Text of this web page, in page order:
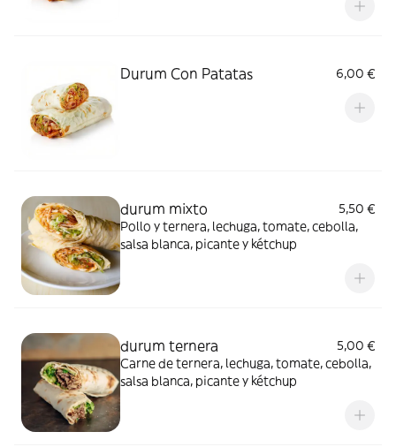
Durum Con Patatas 6,00 €
durum mixto
5,50 €
Pollo y ternera, lechuga, tomate, cebolla,
salsa blanca, picante y kétchup
durum ternera
5,00 €
Carne de ternera, lechuga, tomate, cebolla,
salsa blanca, picante y kétchup